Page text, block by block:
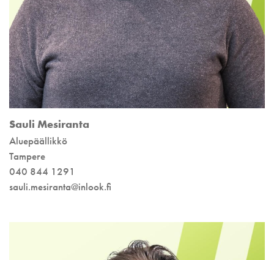
Sauli Mesiranta
Aluepäällikkö
Tampere
040 844 1291
sauli.mesiranta@inlook.fi